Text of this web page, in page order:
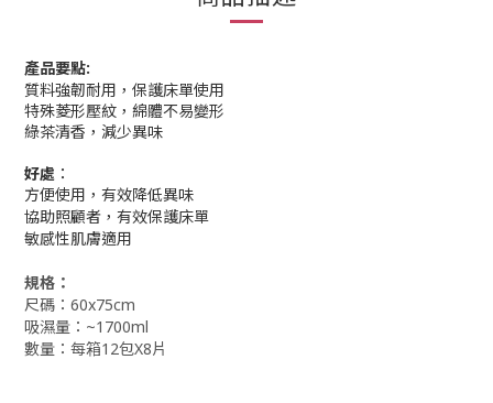
產品要點:
質料強韌耐用，保護床單使用
特殊菱形壓紋，綿體不易變形
綠茶清香，減少異味
好處︰
方便使用，有效降低異味
協助照顧者，有效保護床單
敏感性肌膚適用
規格：
尺碼：60x75cm
吸濕量：~1700ml
數量：每箱12包X8片